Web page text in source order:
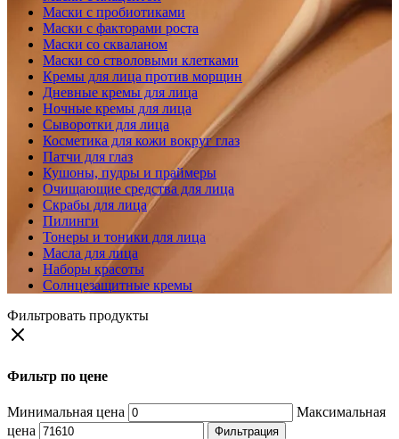
Маски с пробиотиками
Маски с факторами роста
Маски со скваланом
Маски со стволовыми клетками
Кремы для лица против морщин
Дневные кремы для лица
Ночные кремы для лица
Сыворотки для лица
Косметика для кожи вокруг глаз
Патчи для глаз
Кушоны, пудры и праймеры
Очищающие средства для лица
Скрабы для лица
Пилинги
Тонеры и тоники для лица
Масла для лица
Наборы красоты
Солнцезащитные кремы
Фильтровать продукты
Фильтр по цене
Минимальная цена
Максимальная
цена
Фильтрация